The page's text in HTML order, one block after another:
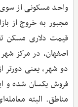
واحد مسکونی از
مجبور به خروج از
قیمت دلاری مسکن
اصفهان، در مرکز
دو شهر، یعنی دورتر
فروش یکسان شده و
مناطق. البته